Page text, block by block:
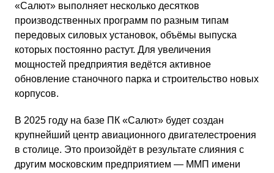
«Салют» выполняет несколько десятков
производственных программ по разным типам
передовых силовых установок, объёмы выпуска
которых постоянно растут. Для увеличения
мощностей предприятия ведётся активное
обновление станочного парка и строительство новых
корпусов.
В 2025 году на базе ПК «Салют» будет создан
крупнейший центр авиационного двигателестроения
в столице. Это произойдёт в результате слияния с
другим московским предприятием — ММП имени